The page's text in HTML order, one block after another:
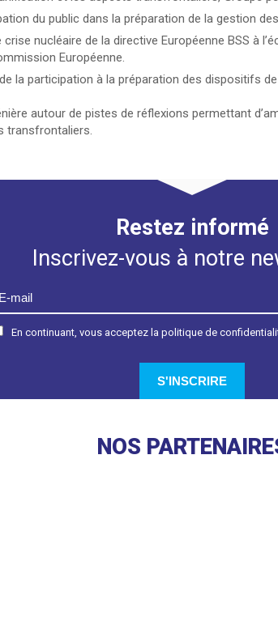
du public dans la préparation de la gestion
nucléaire de la directive Européenne BSS à
Européenne.
la participation à la préparation des dispositifs
autour de pistes de réflexions permettant
transfrontaliers.
Restez informé
Inscrivez-vous à notre
En continuant, vous acceptez la politique de
NOS